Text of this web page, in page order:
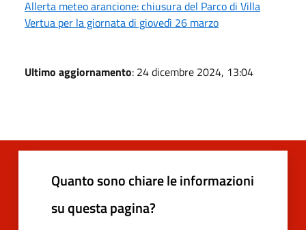
Allerta meteo arancione: chiusura del Parco di Villa
Vertua per la giornata di giovedì 26 marzo
Ultimo aggiornamento: 24 dicembre 2024, 13:04
Quanto sono chiare le informazioni
su questa pagina?